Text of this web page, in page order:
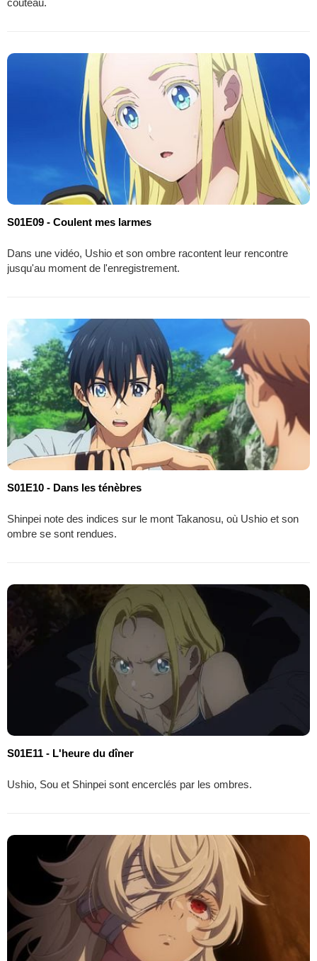
S01E09 - Coulent mes larmes
Dans une vidéo, Ushio et son ombre racontent leur rencontre
jusqu'au moment de l'enregistrement.
S01E10 - Dans les ténèbres
Shinpei note des indices sur le mont Takanosu, où Ushio et son
ombre se sont rendues.
S01E11 - L'heure du dîner
Ushio, Sou et Shinpei sont encerclés par les ombres.